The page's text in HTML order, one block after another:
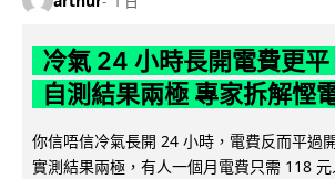
冷氣 24 小時長開電費更
自測結果兩極 專家拆解慳
你信唔信冷氣長開 24 小時，電費反而平過
實測結果兩極，有人一個月電費只需 118